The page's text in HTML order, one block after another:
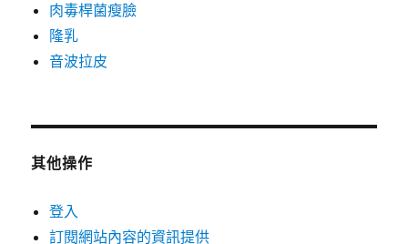
肉毒桿菌瘦臉
隆乳
音波拉皮
其他操作
登入
訂閱網站內容的資訊提供